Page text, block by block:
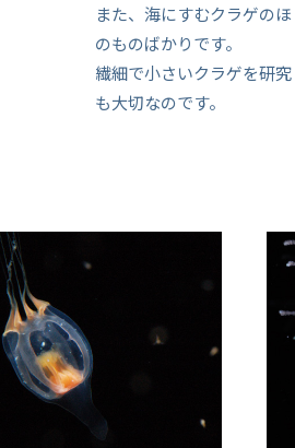
また、海にすむクラゲの
のものばかりです。
繊細で小さいクラゲを研
も大切なのです。